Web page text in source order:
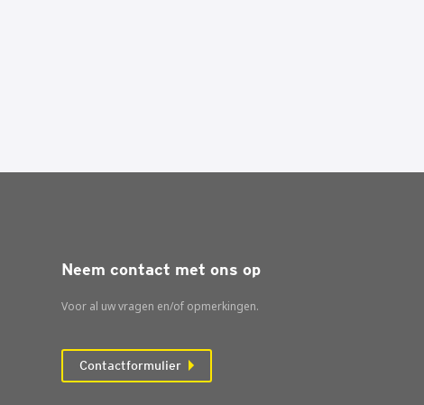
Neem contact met ons op
Voor al uw vragen en/of opmerkingen.
Contactformulier